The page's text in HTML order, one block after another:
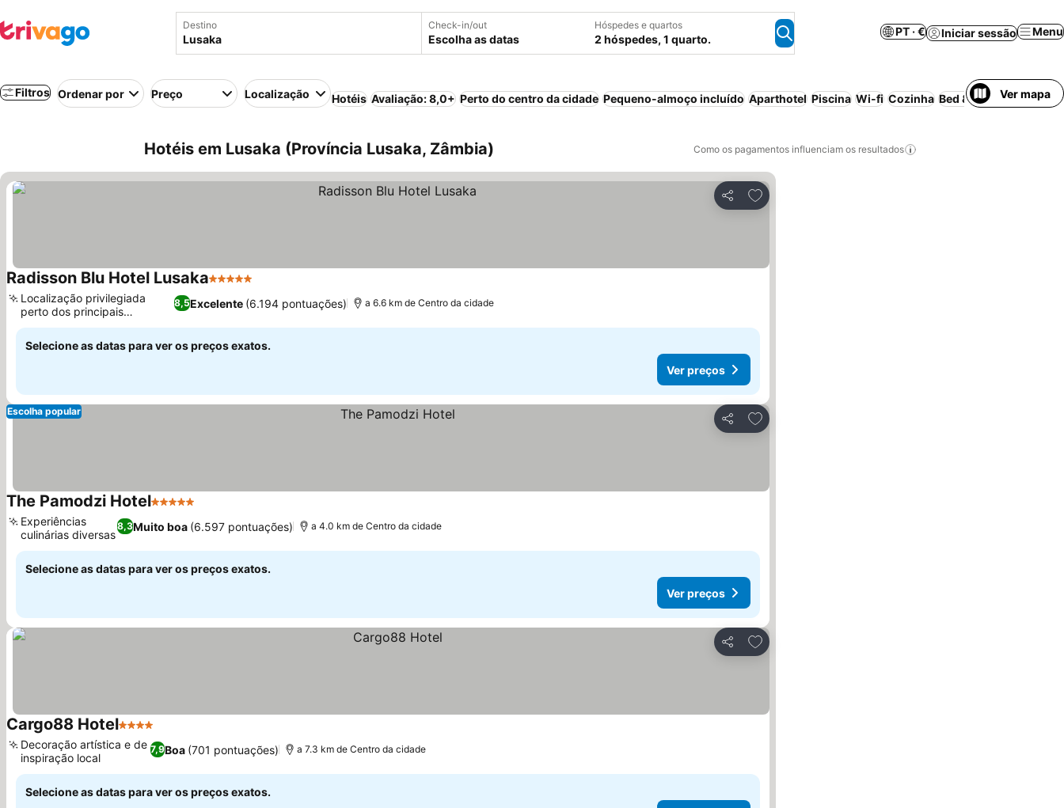
Destino Check-in/out
Escolha as datas
Hóspedes e quartos
2 hóspedes, 1 quarto.
PT · € Iniciar sessão Menu
Filtros Ordenar por Preço Localização Hotéis Avaliação: 8,0+ Perto do centro da cidade Pequeno-almoço incluído Aparthotel Piscina Wi-fi Cozinha Bed & Breakfast Casa/
Ver mapa
Hotéis em Lusaka (Província Lusaka, Zâmbia) Como os pagamentos influenciam os resultados
Partilhar
Adicionar aos favoritos
Radisson Blu Hotel Lusaka5 Estrelas
8,5Excelente (6.194 pontuações)
Localização privilegiada
perto dos principais
shoppings
a 6.6 km de Centro da cidade
Selecione as datas para ver os preços exatos.
Ver preços
Partilhar
Adicionar aos favoritos
Escolha popular
The Pamodzi Hotel5 Estrelas
8,3Muito boa (6.597 pontuações)
Experiências
culinárias diversas
a 4.0 km de Centro da cidade
Selecione as datas para ver os preços exatos.
Ver preços
Partilhar
Adicionar aos favoritos
Cargo88 Hotel4 Estrelas
7,9Boa (701 pontuações)
Decoração artística e de
inspiração local
a 7.3 km de Centro da cidade
Selecione as datas para ver os preços exatos.